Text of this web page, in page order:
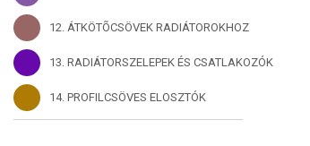
12. ÁTKÖTÕCSÖVEK RADIÁTOROKHOZ
13. RADIÁTORSZELEPEK ÉS CSATLAKOZÓK
14. PROFILCSÖVES ELOSZTÓK